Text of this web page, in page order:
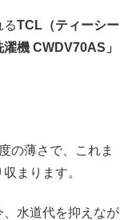
るTCL（ティーシー
濯機 CWDV70AS」
の薄さで、これま
まります。
水道代を抑えなが